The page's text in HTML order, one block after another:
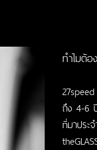
ทำไมต้
ถึง 4-6
ที่มาประ